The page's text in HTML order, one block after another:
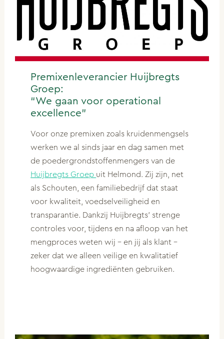
Premixenleverancier Huijbregts
Groep:
“We gaan voor operational
excellence”
Voor onze premixen zoals kruidenmengsels
werken we al sinds jaar en dag samen met
de poedergrondstoffenmengers van de
Huijbregts Groep uit Helmond. Zij zijn, net
als Schouten, een familiebedrijf dat staat
voor kwaliteit, voedselveiligheid en
transparantie. Dankzij Huijbregts’ strenge
controles voor, tijdens en na afloop van het
mengproces weten wij – en jij als klant –
zeker dat we alleen veilige en kwalitatief
hoogwaardige ingrediënten gebruiken.